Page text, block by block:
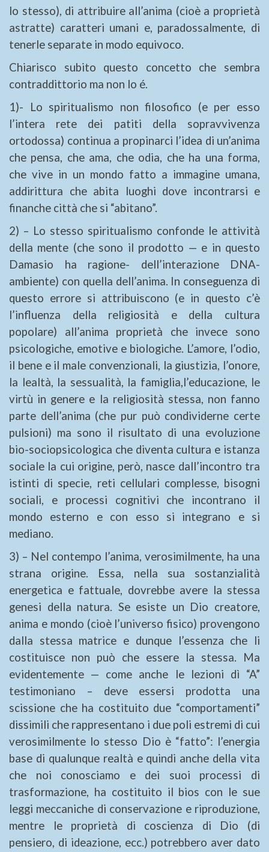
lo stesso), di attribuire all’anima (cioè a proprietà
astratte) caratteri umani e, paradossalmente, di
tenerle separate in modo equivoco.
Chiarisco subito questo concetto che sembra
contraddittorio ma non lo é.
1)- Lo spiritualismo non filosofico (e per esso
l’intera rete dei patiti della sopravvivenza
ortodossa) continua a propinarci l’idea di un’anima
che pensa, che ama, che odia, che ha una forma,
che vive in un mondo fatto a immagine umana,
addirittura che abita luoghi dove incontrarsi e
finanche città che si “abitano”.
2) – Lo stesso spiritualismo confonde le attività
della mente (che sono il prodotto — e in questo
Damasio ha ragione- dell’interazione DNA-
ambiente) con quella dell’anima. In conseguenza di
questo errore si attribuiscono (e in questo c’è
l’influenza della religiosità e della cultura
popolare) all’anima proprietà che invece sono
psicologiche, emotive e biologiche. L’amore, l’odio,
il bene e il male convenzionali, la giustizia, l’onore,
la lealtà, la sessualità, la famiglia,l’educazione, le
virtù in genere e la religiosità stessa, non fanno
parte dell’anima (che pur può condividerne certe
pulsioni) ma sono il risultato di una evoluzione
bio-sociopsicologica che diventa cultura e istanza
sociale la cui origine, però, nasce dall’incontro tra
istinti di specie, reti cellulari complesse, bisogni
sociali, e processi cognitivi che incontrano il
mondo esterno e con esso si integrano e si
mediano.
3) – Nel contempo l’anima, verosimilmente, ha una
strana origine. Essa, nella sua sostanzialità
energetica e fattuale, dovrebbe avere la stessa
genesi della natura. Se esiste un Dio creatore,
anima e mondo (cioè l’universo fisico) provengono
dalla stessa matrice e dunque l’essenza che li
costituisce non può che essere la stessa. Ma
evidentemente — come anche le lezioni dì “A”
testimoniano – deve essersi prodotta una
scissione che ha costituito due “comportamenti”
dissimili che rappresentano i due poli estremi di cui
verosimilmente lo stesso Dio è “fatto”: l’energia
base di qualunque realtà e quindi anche della vita
che noi conosciamo e dei suoi processi di
trasformazione, ha costituito il bios con le sue
leggi meccaniche di conservazione e riproduzione,
mentre le proprietà di coscienza di Dio (di
pensiero, di ideazione, ecc.) potrebbero aver dato